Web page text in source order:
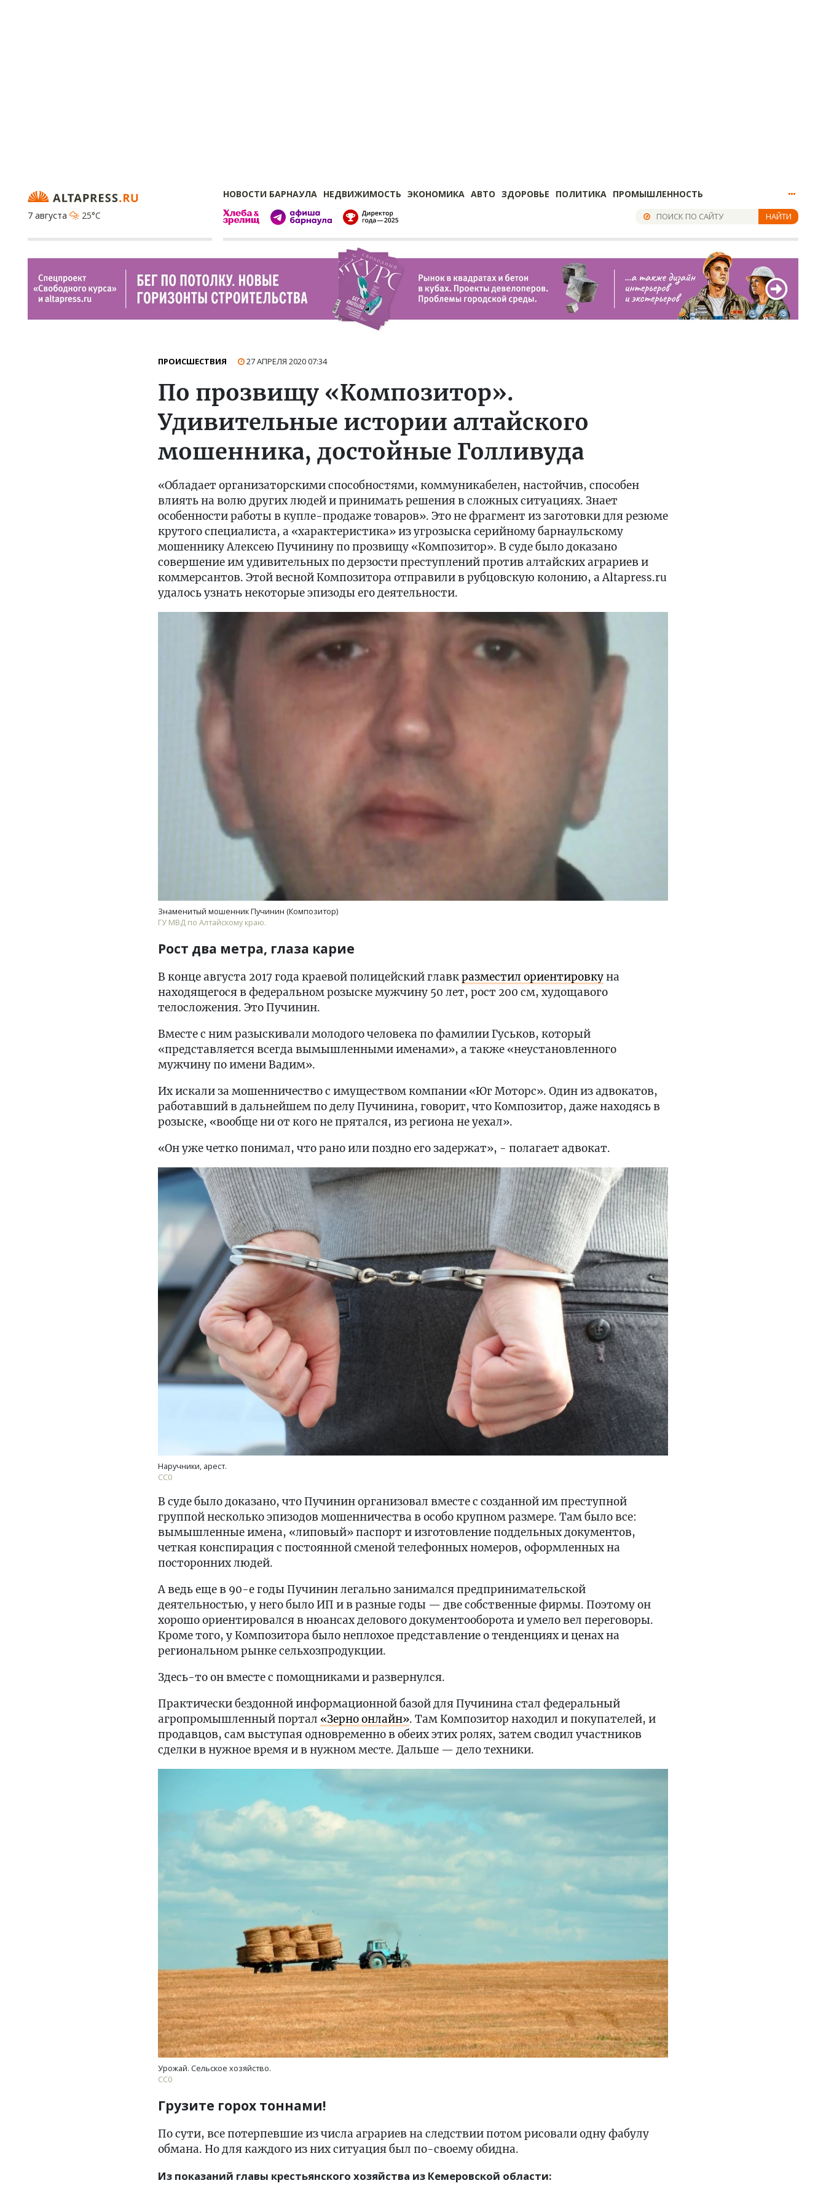
НОВОСТИ БАРНАУЛА НЕДВИЖИМОСТЬ ЭКОНОМИКА АВТО ЗДОРОВЬЕ ПОЛИТИКА ПРОМЫШЛЕННОСТЬ
7 августа
25°C НАЙТИ
ПРОИСШЕСТВИЯ 27 АПРЕЛЯ 202007:34
По прозвищу «Композитор».
Удивительные истории алтайского
мошенника, достойные Голливуда
«Обладает организаторскими способностями, коммуникабелен, настойчив, способен
влиять на волю других людей и принимать решения в сложных ситуациях. Знает
особенности работы в купле-продаже товаров». Это не фрагмент из заготовки для резюме
крутого специалиста, а «характеристика» из угрозыска серийному барнаульскому
мошеннику Алексею Пучинину по прозвищу «Композитор». В суде было доказано
совершение им удивительных по дерзости преступлений против алтайских аграриев и
коммерсантов. Этой весной Композитора отправили в рубцовскую колонию, а Altapress.ru
удалось узнать некоторые эпизоды его деятельности.
Знаменитый мошенник Пучинин (Композитор)
ГУ МВД по Алтайскому краю.
Рост два метра, глаза карие
В конце августа 2017 года краевой полицейский главкразместил ориентировкуна
находящегося в федеральном розыске мужчину 50 лет, рост 200 см, худощавого
телосложения. Это Пучинин.
Вместе с ним разыскивали молодого человека по фамилии Гуськов, который
«представляется всегда вымышленными именами», а также «неустановленного
мужчину по имени Вадим».
Их искали за мошенничество с имуществом компании «Юг Моторс». Один из адвокатов,
работавший в дальнейшем по делу Пучинина, говорит, что Композитор, даже находясь в
розыске, «вообще ни от кого не прятался, из региона не уехал».
«Он уже четко понимал, что рано или поздно его задержат», - полагает адвокат.
Наручники, арест.
СС0
В суде было доказано, что Пучинин организовал вместе с созданной им преступной
группой несколько эпизодов мошенничества в особо крупном размере. Там было все:
вымышленные имена, «липовый» паспорт и изготовление поддельных документов,
четкая конспирация с постоянной сменой телефонных номеров, оформленных на
посторонних людей.
А ведь еще в 90-е годы Пучинин легально занимался предпринимательской
деятельностью, у него было ИП и в разные годы — две собственные фирмы. Поэтому он
хорошо ориентировался в нюансах делового документооборота и умело вел переговоры.
Кроме того, у Композитора было неплохое представление о тенденциях и ценах на
региональном рынке сельхозпродукции.
Здесь-то он вместе с помощниками и развернулся.
Практически бездонной информационной базой для Пучинина стал федеральный
агропромышленный портал «Зерно онлайн». Там Композитор находил и покупателей, и
продавцов, сам выступая одновременно в обеих этих ролях, затем сводил участников
сделки в нужное время и в нужном месте. Дальше — дело техники.
Урожай. Сельское хозяйство.
СС0
Грузите горох тоннами!
По сути, все потерпевшие из числа аграриев на следствии потом рисовали одну фабулу
обмана. Но для каждого из них ситуация был по-своему обидна.
Из показаний главы крестьянского хозяйства из Кемеровской области: